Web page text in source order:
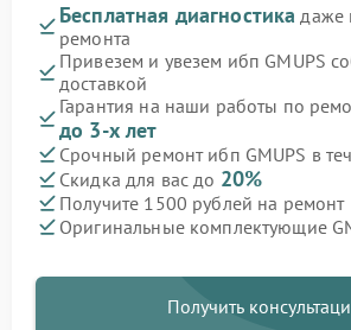
Бесплатная диагностика даже
ремонта
Привезем и увезем ибп GMUPS
доставкой
Гарантия на наши работы по
до 3-х лет
Срочный ремонт ибп GMUPS в
Скидка для вас до 20%
Получите 1500 рублей на ремонт
Оригинальные комплектующие
Получить